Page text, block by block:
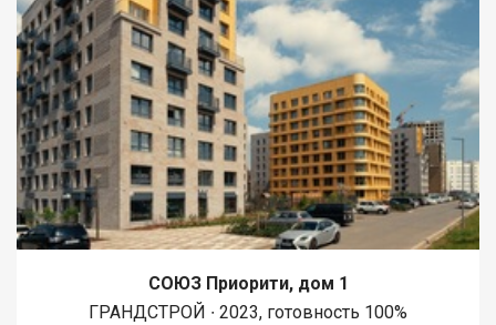
СОЮЗ Приорити, дом 1
ГРАНДСТРОЙ ∙ 2023, готовность 100%